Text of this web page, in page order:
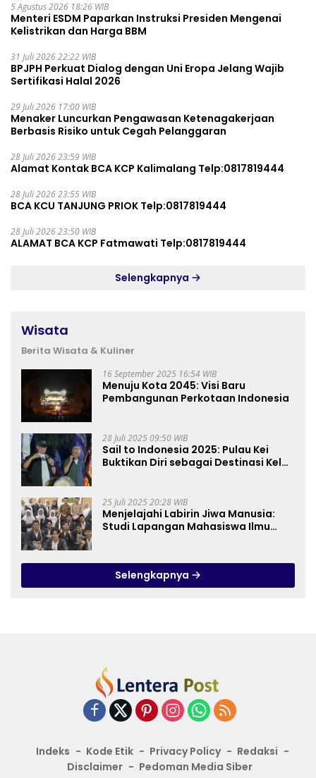
5 Agustus 2026 18:26 WIB
Menteri ESDM Paparkan Instruksi Presiden Mengenai
Kelistrikan dan Harga BBM
31 Juli 2026 22:22 WIB
BPJPH Perkuat Dialog dengan Uni Eropa Jelang Wajib
Sertifikasi Halal 2026
29 Juli 2026 17:00 WIB
Menaker Luncurkan Pengawasan Ketenagakerjaan
Berbasis Risiko untuk Cegah Pelanggaran
28 Juli 2026 23:59 WIB
Alamat Kontak BCA KCP Kalimalang Telp:0817819444
28 Juli 2026 23:55 WIB
BCA KCU TANJUNG PRIOK Telp:0817819444
28 Juli 2026 23:50 WIB
ALAMAT BCA KCP Fatmawati Telp:0817819444
Selengkapnya
Wisata
Berita Wisata & Kuliner
16 September 2025 16:54 WIB
Menuju Kota 2045: Visi Baru
Pembangunan Perkotaan Indonesia
28 Juli 2025 09:50 WIB
Sail to Indonesia 2025: Pulau Kei
Buktikan Diri sebagai Destinasi Kelas
25 Juli 2025 20:28 WIB
Menjelajahi Labirin Jiwa Manusia:
Studi Lapangan Mahasiswa Ilmu
Selengkapnya
Indeks Kode Etik Privacy Policy
Redaksi
Disclaimer
Pedoman Media Siber